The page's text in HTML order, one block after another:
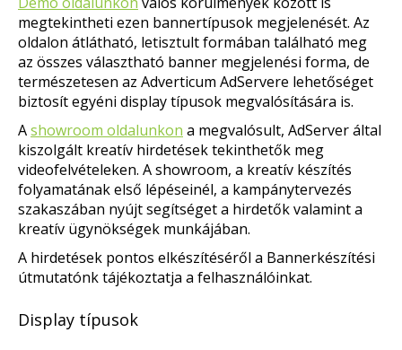
megtekintheti ezen bannertípusok megjelenését. Az
oldalon átlátható, letisztult formában található meg
az összes választható banner megjelenési forma, de
természetesen az Adverticum AdServere lehetőséget
biztosít egyéni display típusok megvalósítására is.
Ashowroom oldalunkon a megvalósult, AdServer által
kiszolgált kreatív hirdetések tekinthetők meg
videofelvételeken. A showroom, a kreatív készítés
folyamatának első lépéseinél, a kampánytervezés
szakaszában nyújt segítséget a hirdetők valamint a
kreatív ügynökségek munkájában.
A hirdetések pontos elkészítéséről a Bannerkészítési
útmutatónk tájékoztatja a felhasználóinkat.
Display típusok